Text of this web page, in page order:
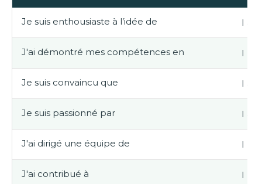
Je suis enthousiaste à l’idée de I
J'ai démontré mes compétences en I
Je suis convaincu que I
Je suis passionné par I
J'ai dirigé une équipe de I
J'ai contribué à I